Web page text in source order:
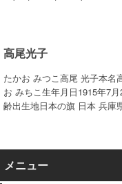
高尾光子
たかお みつこ高尾 光子本名
お みちこ生年月日1915年7
齢出生地日本の旗 日本 兵庫
メニュー